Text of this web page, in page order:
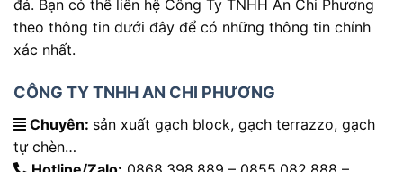
đá. Bạn có thể liên hệ Công Ty TNHH An Chi Phương
theo thông tin dưới đây để có những thông tin chính
xác nhất.
CÔNG TY TNHH AN CHI PHƯƠNG
Chuyên: sản xuất gạch block, gạch terrazzo, gạch
tự chèn…